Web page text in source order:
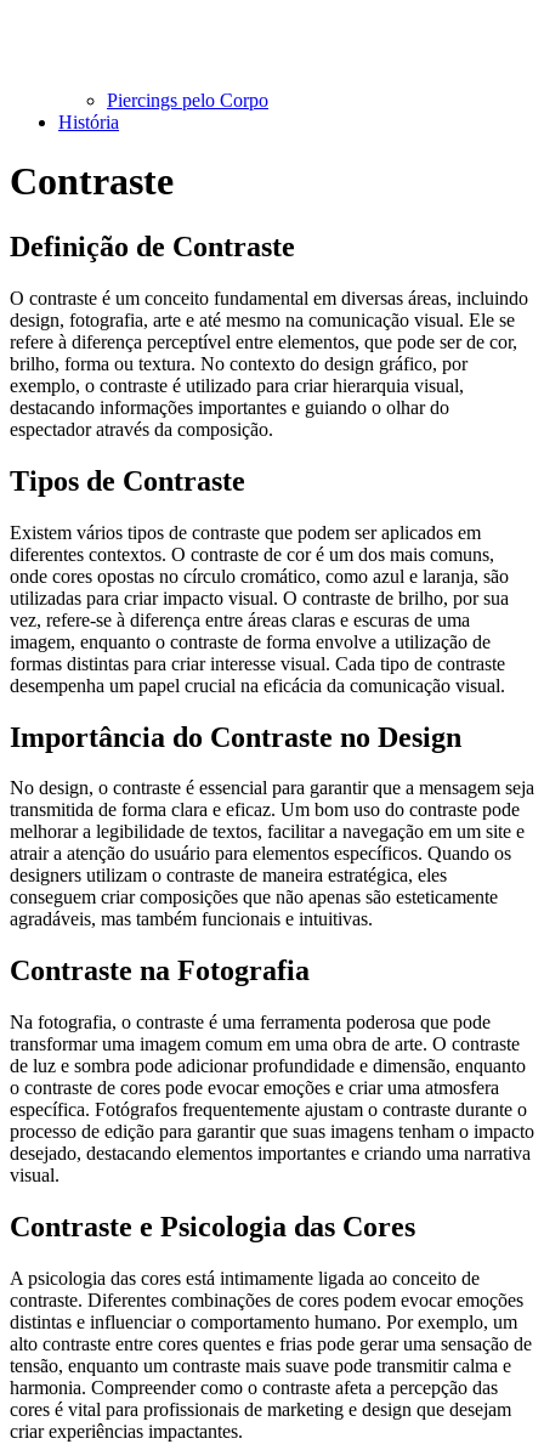
Piercings pelo Corpo
História
Contraste
Definição de Contraste
O contraste é um conceito fundamental em diversas áreas, incluindo
design, fotografia, arte e até mesmo na comunicação visual. Ele se
refere à diferença perceptível entre elementos, que pode ser de cor,
brilho, forma ou textura. No contexto do design gráfico, por
exemplo, o contraste é utilizado para criar hierarquia visual,
destacando informações importantes e guiando o olhar do
espectador através da composição.
Tipos de Contraste
Existem vários tipos de contraste que podem ser aplicados em
diferentes contextos. O contraste de cor é um dos mais comuns,
onde cores opostas no círculo cromático, como azul e laranja, são
utilizadas para criar impacto visual. O contraste de brilho, por sua
vez, refere-se à diferença entre áreas claras e escuras de uma
imagem, enquanto o contraste de forma envolve a utilização de
formas distintas para criar interesse visual. Cada tipo de contraste
desempenha um papel crucial na eficácia da comunicação visual.
Importância do Contraste no Design
No design, o contraste é essencial para garantir que a mensagem seja
transmitida de forma clara e eficaz. Um bom uso do contraste pode
melhorar a legibilidade de textos, facilitar a navegação em um site e
atrair a atenção do usuário para elementos específicos. Quando os
designers utilizam o contraste de maneira estratégica, eles
conseguem criar composições que não apenas são esteticamente
agradáveis, mas também funcionais e intuitivas.
Contraste na Fotografia
Na fotografia, o contraste é uma ferramenta poderosa que pode
transformar uma imagem comum em uma obra de arte. O contraste
de luz e sombra pode adicionar profundidade e dimensão, enquanto
o contraste de cores pode evocar emoções e criar uma atmosfera
específica. Fotógrafos frequentemente ajustam o contraste durante o
processo de edição para garantir que suas imagens tenham o impacto
desejado, destacando elementos importantes e criando uma narrativa
visual.
Contraste e Psicologia das Cores
A psicologia das cores está intimamente ligada ao conceito de
contraste. Diferentes combinações de cores podem evocar emoções
distintas e influenciar o comportamento humano. Por exemplo, um
alto contraste entre cores quentes e frias pode gerar uma sensação de
tensão, enquanto um contraste mais suave pode transmitir calma e
harmonia. Compreender como o contraste afeta a percepção das
cores é vital para profissionais de marketing e design que desejam
criar experiências impactantes.